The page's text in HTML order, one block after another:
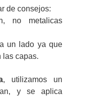
de consejos:
no metalicas
un lado ya que
las capas.
, utilizamos un
y se aplica